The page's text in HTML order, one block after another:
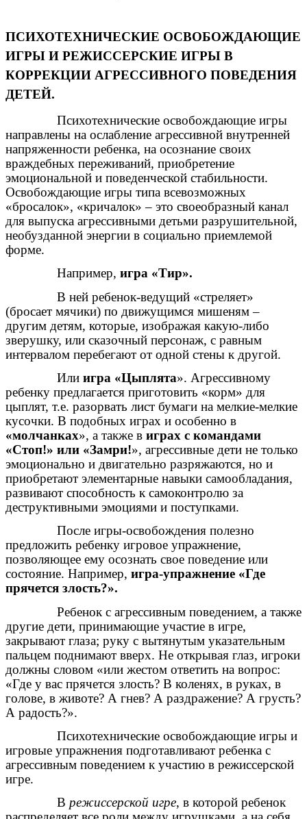
ПСИХОТЕХНИЧЕСКИЕ ОСВОБОЖДАЮЩИЕ
ИГРЫ И РЕЖИССЕРСКИЕ ИГРЫ В
КОРРЕКЦИИ АГРЕССИВНОГО ПОВЕДЕНИЯ
ДЕТЕЙ.
Психотехнические освобождающие игры
направлены на ослабление агрессивной внутренней
напряженности ребенка, на осознание своих
враждебных переживаний, приобретение
эмоциональной и поведенческой стабильности.
Освобождающие игры типа всевозможных
«бросалок», «кричалок» – это своеобразный канал
для выпуска агрессивными детьми разрушительной,
необузданной энергии в социально приемлемой
форме.
Например, игра «Тир».
В ней ребенок-ведущий «стреляет»
(бросает мячики) по движущимся мишеням –
другим детям, которые, изображая какую-либо
зверушку, или сказочный персонаж, с равным
интервалом перебегают от одной стены к другой.
Или игра «Цыплята». Агрессивному
ребенку предлагается приготовить «корм» для
цыплят, т.е. разорвать лист бумаги на мелкие-мелкие
кусочки. В подобных играх и особенно в
«молчанках», а также в играх с командами
«Стоп!» или «Замри!», агрессивные дети не только
эмоционально и двигательно разряжаются, но и
приобретают элементарные навыки самообладания,
развивают способность к самоконтролю за
деструктивными эмоциями и поступками.
После игры-освобождения полезно
предложить ребенку игровое упражнение,
позволяющее ему осознать свое поведение или
состояние. Например, игра-упражнение «Где
прячется злость?».
Ребенок с агрессивным поведением, а также
другие дети, принимающие участие в игре,
закрывают глаза; руку с вытянутым указательным
пальцем поднимают вверх. Не открывая глаз, игроки
должны словом «или жестом ответить на вопрос:
«Где у вас прячется злость? В коленях, в руках, в
голове, в животе? А гнев? А раздражение? А грусть?
А радость?».
Психотехнические освобождающие игры и
игровые упражнения подготавливают ребенка с
агрессивным поведением к участию в режиссерской
игре.
В режиссерской игре, в которой ребенок